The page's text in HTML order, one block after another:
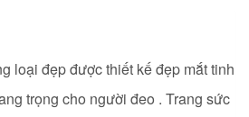
loại đẹp được thiết kế đẹp mắt tinh
trọng cho người đeo . Trang sức